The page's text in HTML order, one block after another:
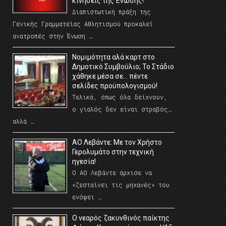
Διαπιστωτική πράξη της
Γενικής Γραμματείας Αθλητισμού προκαλεί
ανατροπές στην Ένωση …
Νομιμότητα αλά καρτ στο
Δημοτικό Συμβούλιο; Το Στάδιο
χάθηκε μέσα σε… πέντε
σελίδες προϋπολογισμού!
Τελικά, όπως όλα δείχνουν,
ο γιαλός δεν είναι στραβός…
αλλά …
ΑΟ Λεβάντε: Με τον Χρήστο
Γερολυμάτο στην τεχνική
ηγεσία!
Ο ΑΟ Λεβάντε άρχισε να
«ζεσταίνει τις μηχανές» του
ενόψει …
O νεαρός ζακυνθινός παίκτης